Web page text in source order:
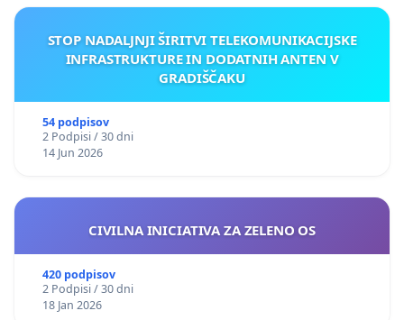
STOP NADALJNJI ŠIRITVI TELEKOMUNIKACIJSKE
INFRASTRUKTURE IN DODATNIH ANTEN V
GRADIŠČAKU
54 podpisov
2 Podpisi / 30 dni
14 Jun 2026
CIVILNA INICIATIVA ZA ZELENO OS
420 podpisov
2 Podpisi / 30 dni
18 Jan 2026